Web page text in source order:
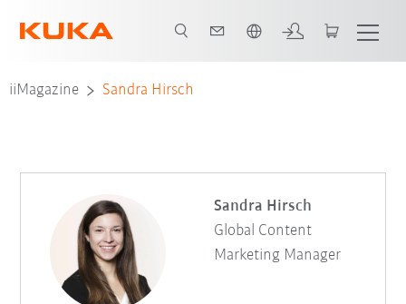
iiMagazine Sandra Hirsch
Sandra Hirsch
Global Content
Marketing Manager